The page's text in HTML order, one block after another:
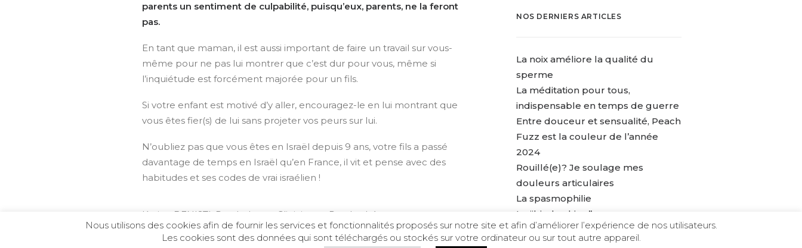
parents un sentiment de culpabilité, puisqu’eux, parents, ne la feront
pas.
En tant que maman, il est aussi important de faire un travail sur vous-
même pour ne pas lui montrer que c’est dur pour vous, même si
l’inquiétude est forcément majorée pour un fils.
Si votre enfant est motivé d’y aller, encouragez-le en lui montrant que
vous êtes fier(s) de lui sans projeter vos peurs sur lui.
N’oubliez pas que vous êtes en Israël depuis 9 ans, votre fils a passé
davantage de temps en Israël qu’en France, il vit et pense avec des
habitudes et ses codes de vrai israélien !
Karine BENISTI, Psychologue Clinicienne Psychothérapeute
Notre psy vous répond et vous aide !a dressez-lui vos questions
NOS DERNIERS ARTICLES
La noix améliore la qualité du
sperme
La méditation pour tous,
indispensable en temps de guerre
Entre douceur et sensualité, Peach
Fuzz est la couleur de l’année
2024
Rouillé(e)? Je soulage mes
douleurs articulaires
La spasmophilie
Le “bio-hacking”
Nous utilisons des cookies afin de fournir les services et fonctionnalités proposés sur notre site et afin d’améliorer l’expérience de nos utilisateurs.
Les cookies sont des données qui sont téléchargés ou stockés sur votre ordinateur ou sur tout autre appareil.